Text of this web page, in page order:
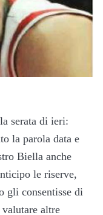
serata di ieri:
la parola data e
Biella anche
le riserve,
gli consentisse di
altre